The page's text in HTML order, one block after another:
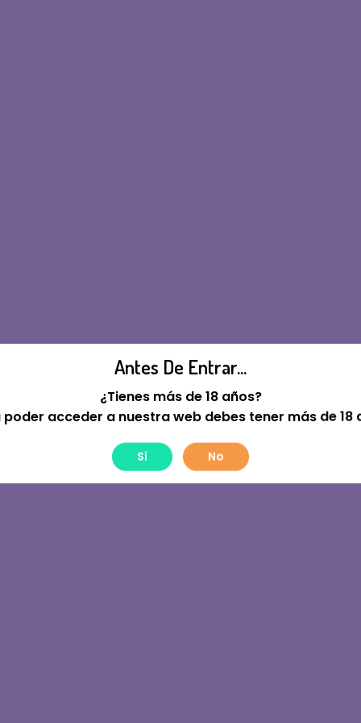
Antes De Entrar...
¿Tienes más de 18 años?
poder acceder a nuestra web debes tener más de 18
Sí No
Estamos